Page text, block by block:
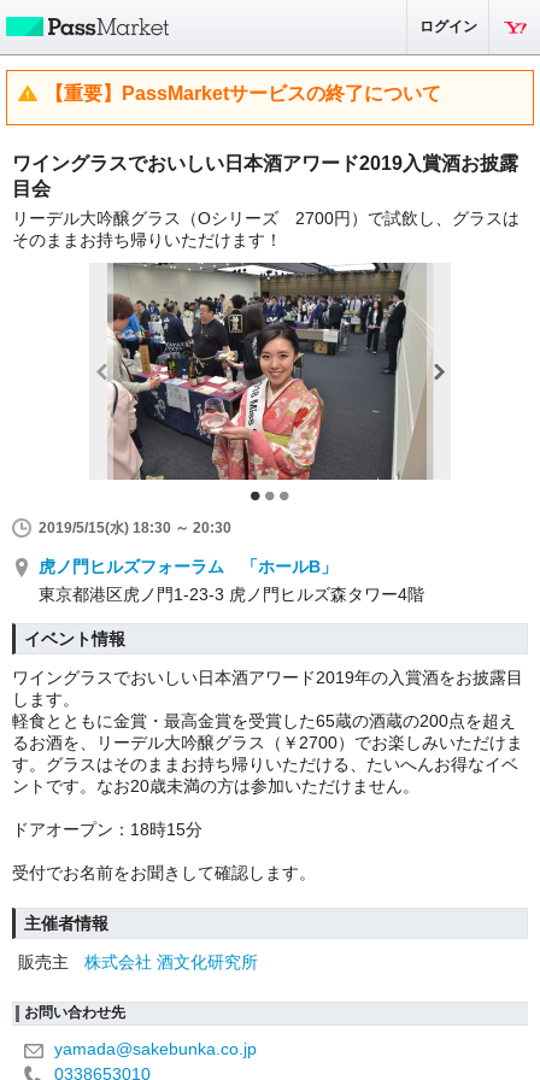
ログイン
【重要】PassMarketサービスの終了について
ワイングラスでおいしい日本酒アワード2019入賞酒お披露
目会
リーデル大吟醸グラス（Oシリーズ 2700円）で試飲し、グラスは
そのままお持ち帰りいただけます！
2019/5/15(水) 18:30 ～ 20:30
虎ノ門ヒルズフォーラム 「ホールB」
東京都港区虎ノ門1-23-3 虎ノ門ヒルズ森タワー4階
イベント情報
ワイングラスでおいしい日本酒アワード2019年の入賞酒をお披露目
します。
軽食とともに金賞・最高金賞を受賞した65蔵の酒蔵の200点を超え
るお酒を、リーデル大吟醸グラス（￥2700）でお楽しみいただけま
す。グラスはそのままお持ち帰りいただける、たいへんお得なイベ
ントです。なお20歳未満の方は参加いただけません。
ドアオープン：18時15分
受付でお名前をお聞きして確認します。
主催者情報
販売主
株式会社 酒文化研究所
お問い合わせ先
yamada@sakebunka.co.jp
0338653010